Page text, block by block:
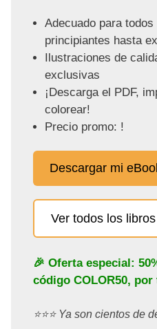
Adecuado para
principiantes hasta
Ilustraciones de
exclusivas
¡Descarga el PDF,
colorear!
Precio promo: !
Descargar mi
Ver todos los
🎉 Oferta especial:
código COLOR50, por
⭐️⭐️⭐️ Ya son cientos de